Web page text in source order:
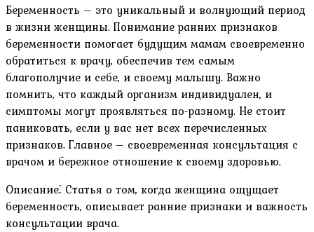
Беременность – это уникальный и волнующий период
в жизни женщины. Понимание ранних признаков
беременности помогает будущим мамам своевременно
обратиться к врачу‚ обеспечив тем самым
благополучие и себе‚ и своему малышу. Важно
помнить‚ что каждый организм индивидуален‚ и
симптомы могут проявляться по-разному. Не стоит
паниковать‚ если у вас нет всех перечисленных
признаков. Главное – своевременная консультация с
врачом и бережное отношение к своему здоровью.
Описание⁚ Статья о том‚ когда женщина ощущает
беременность‚ описывает ранние признаки и важность
консультации врача.